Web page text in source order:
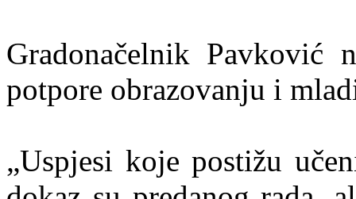
Gradonačelnik Pavković
potpore obrazovanju i
„Uspjesi koje postižu